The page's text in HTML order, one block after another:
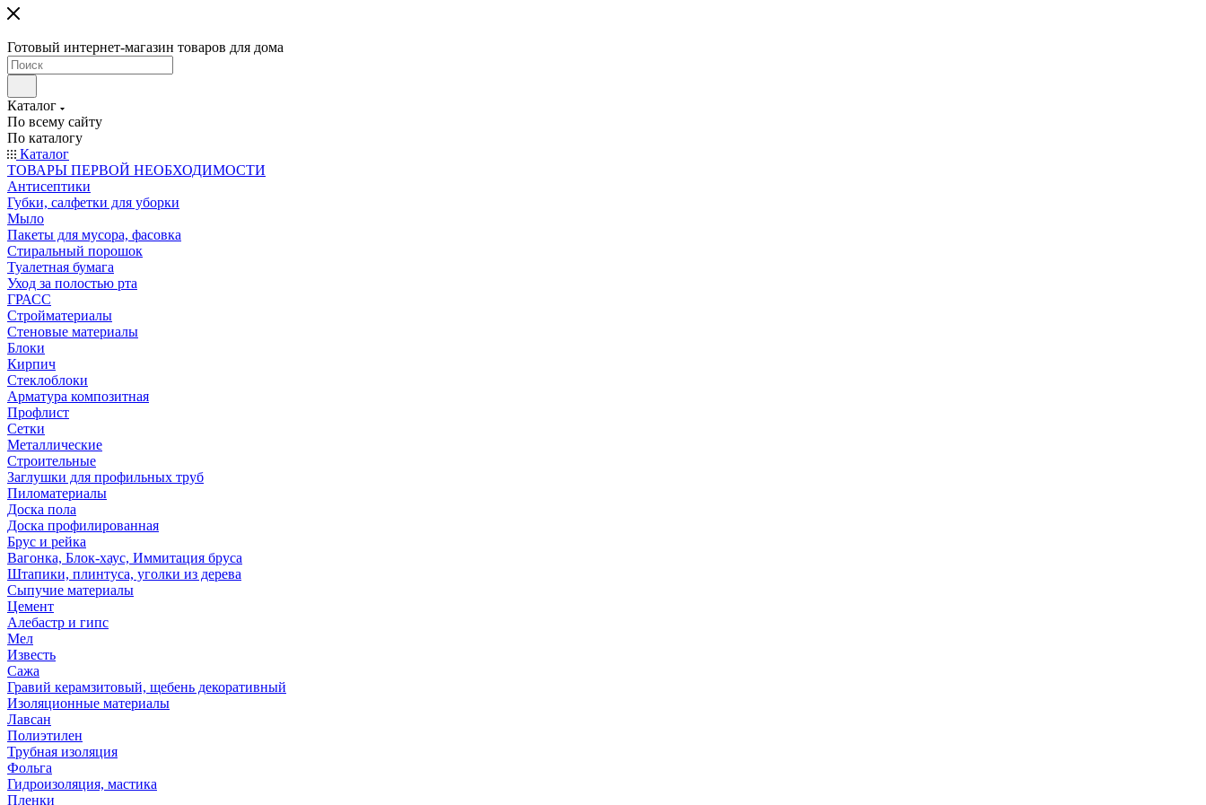
Готовый интернет-магазин товаров для дома
Каталог
По всему сайту
По каталогу
Каталог
ТОВАРЫ ПЕРВОЙ НЕОБХОДИМОСТИ
Антисептики
Губки, салфетки для уборки
Мыло
Пакеты для мусора, фасовка
Стиральный порошок
Туалетная бумага
Уход за полостью рта
ГРАСС
Стройматериалы
Стеновые материалы
Блоки
Кирпич
Стеклоблоки
Арматура композитная
Профлист
Сетки
Металлические
Строительные
Заглушки для профильных труб
Пиломатериалы
Доска пола
Доска профилированная
Брус и рейка
Вагонка, Блок-хаус, Иммитация бруса
Штапики, плинтуса, уголки из дерева
Сыпучие материалы
Цемент
Алебастр и гипс
Мел
Известь
Сажа
Гравий керамзитовый, щебень декоративный
Изоляционные материалы
Лавсан
Полиэтилен
Трубная изоляция
Фольга
Гидроизоляция, мастика
Пленки